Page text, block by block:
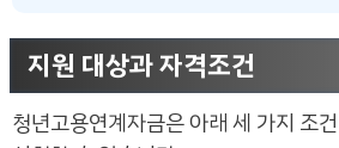
지원 대상과 자격조건
청년고용연계자금은 아래 세 가지 조